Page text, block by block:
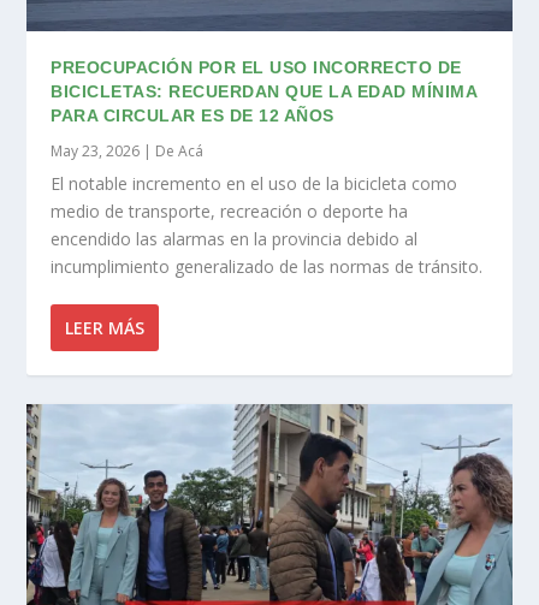
PREOCUPACIÓN POR EL USO INCORRECTO DE
BICICLETAS: RECUERDAN QUE LA EDAD MÍNIMA
PARA CIRCULAR ES DE 12 AÑOS
May 23, 2026 | De Acá
El notable incremento en el uso de la bicicleta como
medio de transporte, recreación o deporte ha
encendido las alarmas en la provincia debido al
incumplimiento generalizado de las normas de tránsito.
LEER MÁS